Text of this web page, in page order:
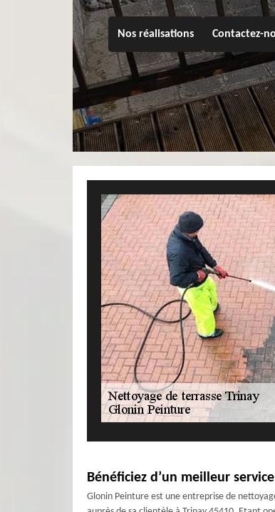
Nos réalisations Contactez-
Bénéficiez d’un meilleur
Glonin Peinture est une entreprise de